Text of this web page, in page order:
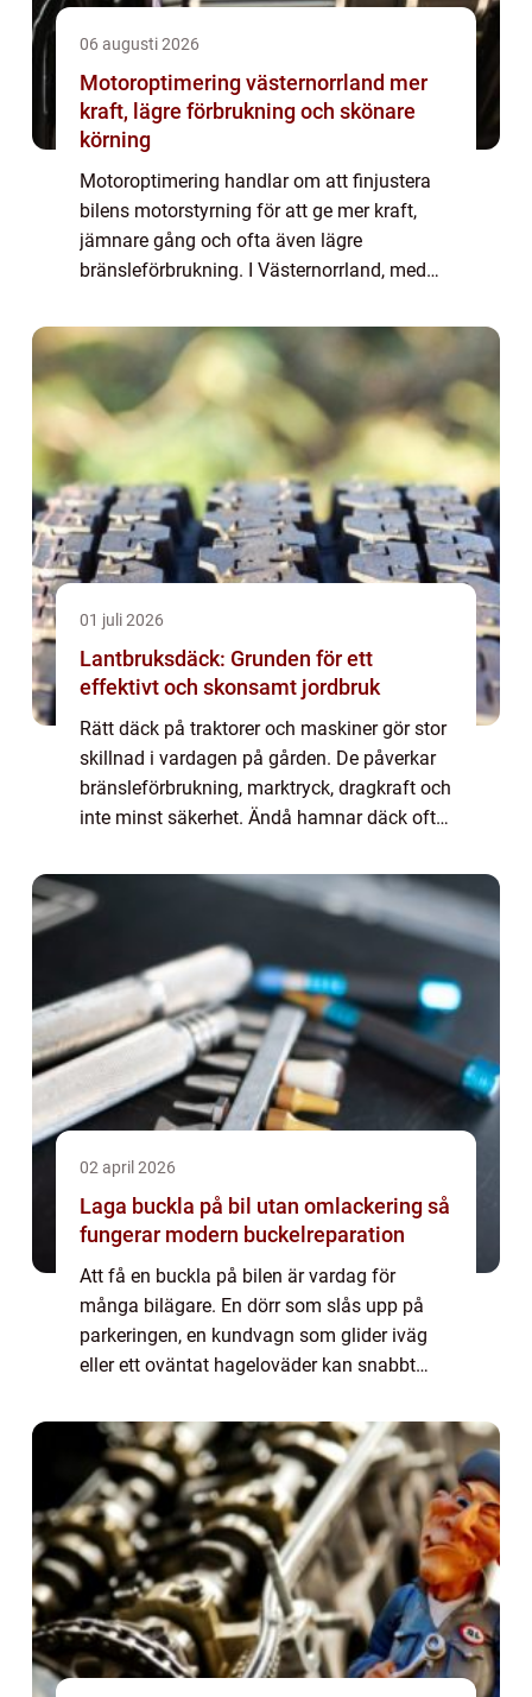
06 augusti 2026
Motoroptimering västernorrland mer
kraft, lägre förbrukning och skönare
körning
Motoroptimering handlar om att finjustera
bilens motorstyrning för att ge mer kraft,
jämnare gång och ofta även lägre
bränsleförbrukning. I Västernorrland, med
kuperade vägar, märks skillnaden extra
tydligt. E...
01 juli 2026
Lantbruksdäck: Grunden för ett
effektivt och skonsamt jordbruk
Rätt däck på traktorer och maskiner gör stor
skillnad i vardagen på gården. De påverkar
bränsleförbrukning, marktryck, dragkraft och
inte minst säkerhet. Ändå hamnar däck ofta
02 april 2026
Laga buckla på bil utan omlackering så
fungerar modern buckelreparation
Att få en buckla på bilen är vardag för
många bilägare. En dörr som slås upp på
parkeringen, en kundvagn som glider iväg
eller ett oväntat hageloväder kan snabbt
fortfarande att varje skada kräver spackling,